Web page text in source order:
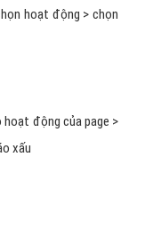
hoạt động > chọn
hoạt động của page >
xấu